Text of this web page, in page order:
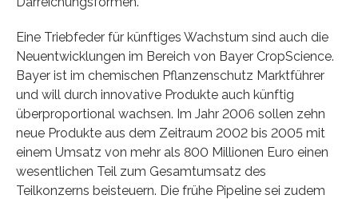
Eine Triebfeder für künftiges Wachstum sind auch die
Neuentwicklungen im Bereich von Bayer CropScience.
Bayer ist im chemischen Pflanzenschutz Marktführer
und will durch innovative Produkte auch künftig
überproportional wachsen. Im Jahr 2006 sollen zehn
neue Produkte aus dem Zeitraum 2002 bis 2005 mit
einem Umsatz von mehr als 800 Millionen Euro einen
wesentlichen Teil zum Gesamtumsatz des
Teilkonzerns beisteuern. Die frühe Pipeline sei zudem